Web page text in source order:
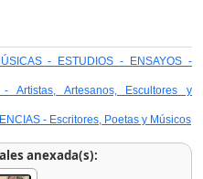
- ESTUDIOS - ENSAYOS -
Artistas, Artesanos, Escultores y
- Escritores, Poetas y Músicos
anexada(s):